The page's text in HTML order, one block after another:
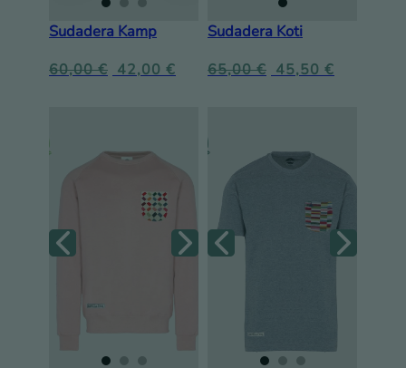
Sudadera Kamp
60,00€ 42,00 €
Sudadera Koti
65,00€ 45,50 €